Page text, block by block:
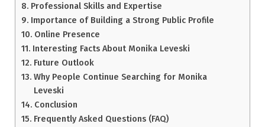
Professional Skills and Expertise
Importance of Building a Strong Public Profile
Online Presence
Interesting Facts About Monika Leveski
Future Outlook
Why People Continue Searching for Monika
Leveski
Conclusion
Frequently Asked Questions (FAQ)